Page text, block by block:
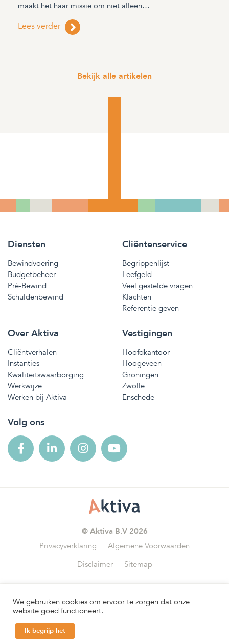
maakt het haar missie om niet alleen…
Lees verder
Bekijk alle artikelen
Diensten
Bewindvoering
Budgetbeheer
Pré-Bewind
Schuldenbewind
Cliëntenservice
Begrippenlijst
Leefgeld
Veel gestelde vragen
Klachten
Referentie geven
Over Aktiva
Cliëntverhalen
Instanties
Kwaliteitswaarborging
Werkwijze
Werken bij Aktiva
Vestigingen
Hoofdkantoor
Hoogeveen
Groningen
Zwolle
Enschede
Volg ons
© Aktiva B.V 2026
Privacyverklaring
Algemene Voorwaarden
Disclaimer
Sitemap
Wij zijn aangesloten bij
We gebruiken cookies om ervoor te zorgen dat onze
website goed functioneert.
Ik begrijp het